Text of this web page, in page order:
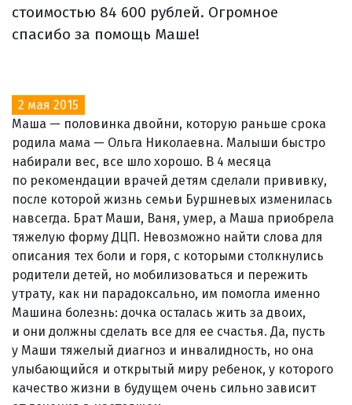
стоимостью 84 600 рублей. Огромное
спасибо за помощь Маше!
2 мая 2015
Маша — половинка двойни, которую раньше срока
родила мама — Ольга Николаевна. Малыши быстро
набирали вес, все шло хорошо. В 4 месяца
по рекомендации врачей детям сделали прививку,
после которой жизнь семьи Буршневых изменилась
навсегда. Брат Маши, Ваня, умер, а Маша приобрела
тяжелую форму ДЦП. Невозможно найти слова для
описания тех боли и горя, с которыми столкнулись
родители детей, но мобилизоваться и пережить
утрату, как ни парадоксально, им помогла именно
Машина болезнь: дочка осталась жить за двоих,
и они должны сделать все для ее счастья. Да, пусть
у Маши тяжелый диагноз и инвалидность, но она
улыбающийся и открытый миру ребенок, у которого
качество жизни в будущем очень сильно зависит